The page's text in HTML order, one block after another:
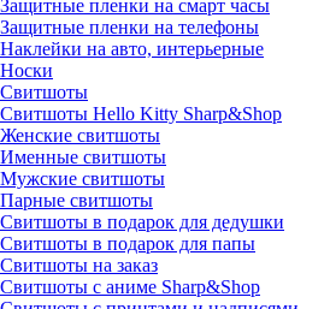
Защитные пленки на смарт часы
Защитные пленки на телефоны
Наклейки на авто, интерьерные
Носки
Свитшоты
Cвитшоты Hello Kitty Sharp&Shop
Женские свитшоты
Именные свитшоты
Мужские свитшоты
Парные свитшоты
Свитшоты в подарок для дедушки
Свитшоты в подарок для папы
Свитшоты на заказ
Свитшоты с аниме Sharp&Shop